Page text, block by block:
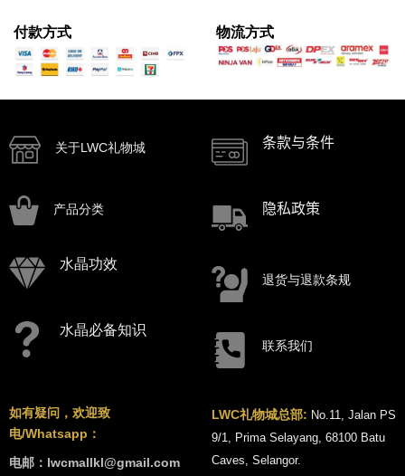
付款方式 物流方式
关于LWC礼物城
产品分类
水晶功效
水晶必备知识
条款与条件
隐私政策
退货与退款条规
联系我们
如有疑问，欢迎致
电/Whatsapp：
电邮：lwcmallkl@gmail.com
LWC礼物城总部: No.11, Jalan PS
9/1, Prima Selayang, 68100 Batu
Caves, Selangor.